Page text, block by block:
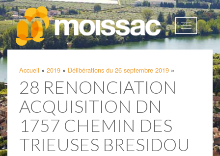
Afficher
la
Accueil » 2019 » Délibérations du 26 septembre 2019 »
28 RENONCIATION
ACQUISITION DN
1757 CHEMIN DES
TRIEUSES BRESIDOU